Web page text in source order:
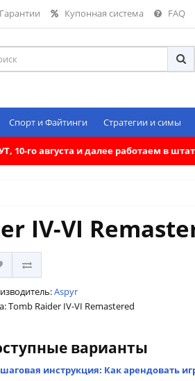
Гарантии Купонная система FAQ
Спорт и Файтинги Стратегии и симы
го августа и далее работаем в
IV-VI
Aspyr
Tomb Raider IV-VI Remastered
варианты
инструкция: Как арендовать